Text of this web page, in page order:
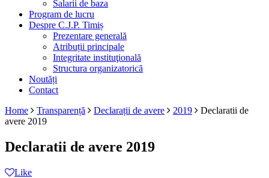
Salarii de baza
Program de lucru
Despre C.J.P. Timiș
Prezentare generală
Atribuții principale
Integritate instituţională
Structura organizatorică
Noutăți
Contact
Home
Transparență Declarații de avere 2019
Declaratii de
avere 2019
Declaratii de avere 2019
Like